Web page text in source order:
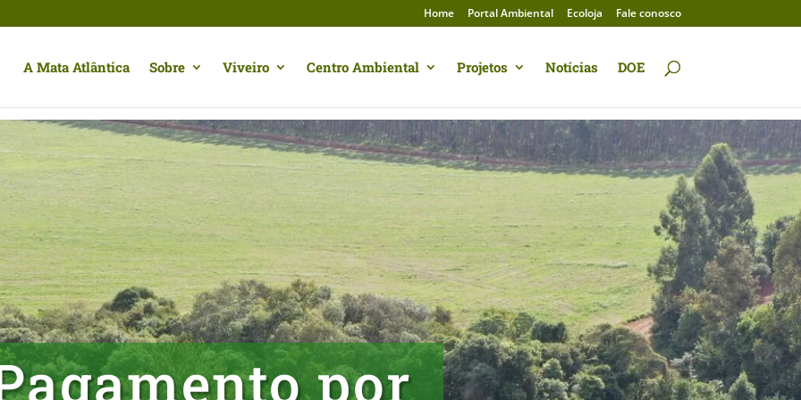
Home Portal Ambiental Ecoloja Fale conosco
A Mata Atlântica Sobre Viveiro Centro Ambiental Projetos Notícias DOE
por